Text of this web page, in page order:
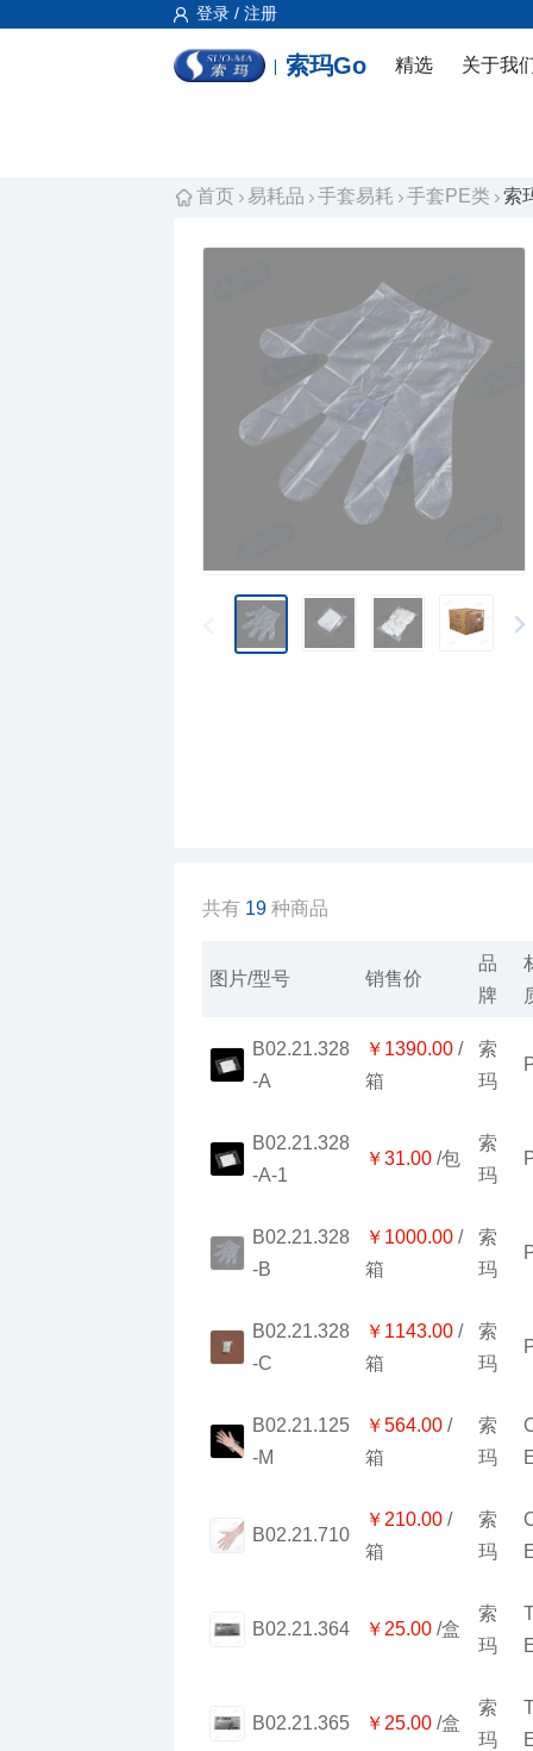
登录 / 注册
索玛Go 精选 关于我
首页 易耗品 手套易耗 手套PE类 索
共有 19种商品
图片/型号
销售价
牌
-A
￥1390.00
箱
玛
-A-1
￥31.00/包
玛
-B
￥1000.00
箱
玛
-C
￥1143.00
箱
玛
-M
￥564.00
箱
玛
B02.21.710
￥210.00
箱
玛
B02.21.364 ￥25.00/盒
玛
B02.21.365 ￥25.00/盒
玛
厂制品PE手套_系列5